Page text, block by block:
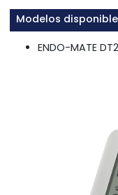
Modelos
ENDO-MATE